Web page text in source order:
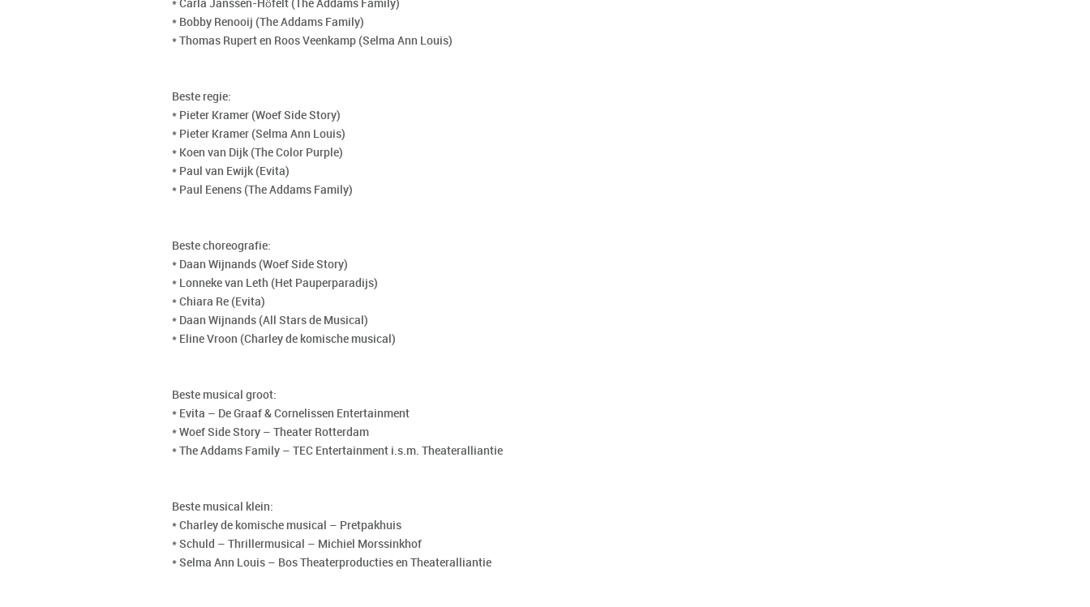
* Carla Janssen-Höfelt (The Addams Family)
* Bobby Renooij (The Addams Family)
* Thomas Rupert en Roos Veenkamp (Selma Ann Louis)
Beste regie:
* Pieter Kramer (Woef Side Story)
* Pieter Kramer (Selma Ann Louis)
* Koen van Dijk (The Color Purple)
* Paul van Ewijk (Evita)
* Paul Eenens (The Addams Family)
Beste choreografie:
* Daan Wijnands (Woef Side Story)
* Lonneke van Leth (Het Pauperparadijs)
* Chiara Re (Evita)
* Daan Wijnands (All Stars de Musical)
* Eline Vroon (Charley de komische musical)
Beste musical groot:
* Evita – De Graaf & Cornelissen Entertainment
* Woef Side Story – Theater Rotterdam
* The Addams Family – TEC Entertainment i.s.m. Theateralliantie
Beste musical klein:
* Charley de komische musical – Pretpakhuis
* Schuld – Thrillermusical – Michiel Morssinkhof
* Selma Ann Louis – Bos Theaterproducties en Theateralliantie